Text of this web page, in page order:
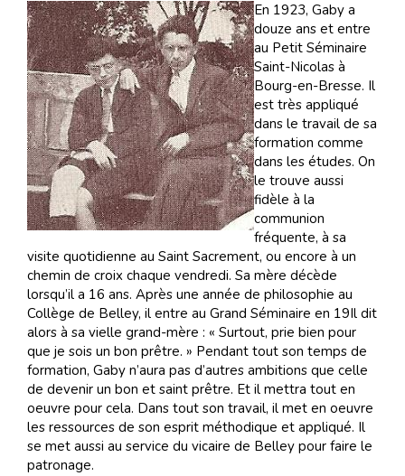
En 1923, Gaby a
douze ans et entre
au Petit Séminaire
Saint-Nicolas à
Bourg-en-Bresse. Il
est très appliqué
dans le travail de sa
formation comme
dans les études. On
le trouve aussi
fidèle à la
communion
fréquente, à sa
visite quotidienne au Saint Sacrement, ou encore à un
chemin de croix chaque vendredi. Sa mère décède
lorsqu’il a 16 ans. Après une année de philosophie au
Collège de Belley, il entre au Grand Séminaire en 19Il dit
alors à sa vielle grand-mère : « Surtout, prie bien pour
que je sois un bon prêtre. » Pendant tout son temps de
formation, Gaby n’aura pas d’autres ambitions que celle
de devenir un bon et saint prêtre. Et il mettra tout en
oeuvre pour cela. Dans tout son travail, il met en oeuvre
les ressources de son esprit méthodique et appliqué. Il
se met aussi au service du vicaire de Belley pour faire le
patronage.